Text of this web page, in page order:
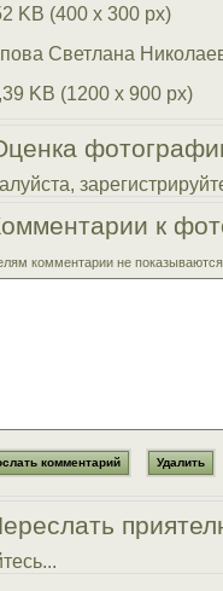
KB (400 x 300 px)
Светлана
KB (1200 x 900 px)
к
комментарии не